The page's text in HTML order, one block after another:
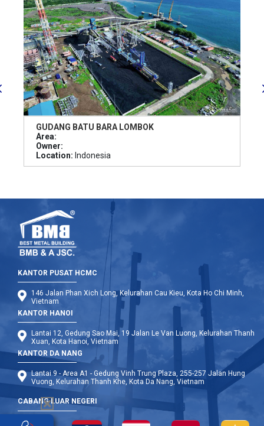
GUDANG BATU BARA LOMBOK
Area:
Owner:
Location: Indonesia
KANTOR PUSAT HCMC
146 Jalan Phan Xich Long, Kelurahan Cau Kieu, Kota Ho Chi Minh,
Vietnam
KANTOR HANOI
Lantai 12, Gedung Sao Mai, 19 Jalan Le Van Luong, Kelurahan Thanh
Xuan, Kota Hanoi, Vietnam
KANTOR DA NANG
Lantai 9 - Area A1 - Gedung Vinh Trung Plaza, 255-257 Jalan Hung
Vuong, Kelurahan Thanh Khe, Kota Da Nang, Vietnam
CABANG LUAR NEGERI